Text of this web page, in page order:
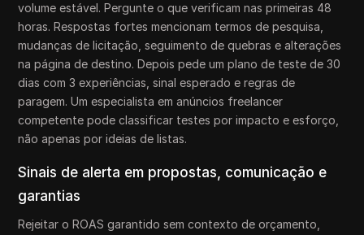
volume estável. Pergunte o que verificam nas primeiras 48
horas. Respostas fortes mencionam termos de pesquisa,
mudanças de licitação, seguimento de quebras e alterações
na página de destino. Depois pede um plano de teste de 30
dias com 3 experiências, sinal esperado e regras de
paragem. Um especialista em anúncios freelancer
competente pode classificar testes por impacto e esforço,
não apenas por ideias de listas.
Sinais de alerta em propostas, comunicação e
garantias
Rejeitar o ROAS garantido sem contexto de orçamento,